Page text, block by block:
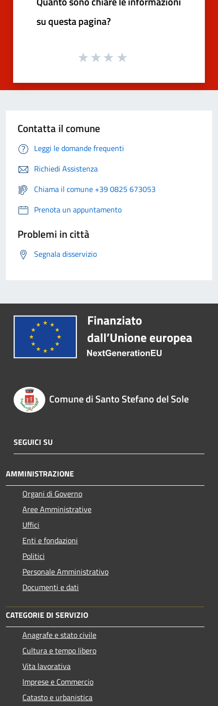
su questa pagina?
Contatta il comune
Leggi le domande frequenti
Richiedi Assistenza
Chiama il comune +39 0825 673053
Prenota un appuntamento
Problemi in città
Segnala disservizio
Comune di Santo Stefano del Sole
SEGUICI SU
AMMINISTRAZIONE
Organi di Governo
Aree Amministrative
Uffici
Enti e fondazioni
Politici
Personale Amministrativo
Documenti e dati
CATEGORIE DI SERVIZIO
Anagrafe e stato civile
Cultura e tempo libero
Vita lavorativa
Imprese e Commercio
Catasto e urbanistica